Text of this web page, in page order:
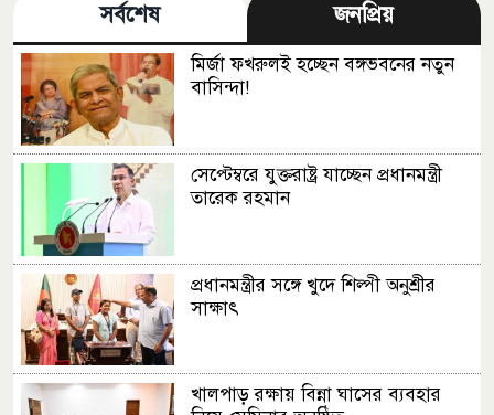
সর্বশেষ জনপ্রিয়
মির্জা ফখরুলই হচ্ছেন বঙ্গভবনের নতুন
বাসিন্দা!
সেপ্টেম্বরে যুক্তরাষ্ট্র যাচ্ছেন প্রধানমন্ত্রী
তারেক রহমান
প্রধানমন্ত্রীর সঙ্গে খুদে শিল্পী অনুশ্রীর
সাক্ষাৎ
খালপাড় রক্ষায় বিন্না ঘাসের ব্যবহার